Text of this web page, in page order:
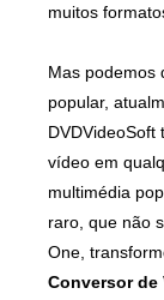
muitos
Mas podemos
popular,
DVDVideoSoft
vídeo em
multimédia
raro, que não
One,
Conversor de